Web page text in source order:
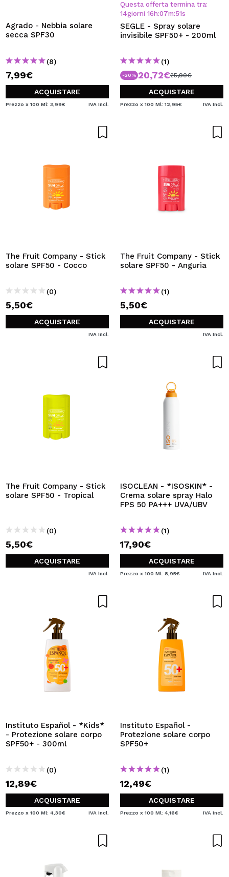
Agrado - Nebbia solare
secca SPF30
(8)
7,99€
ACQUISTARE
Prezzo x 100 Ml: 3,99€ IVA Incl.
Questa offerta termina tra:
14giorni 16 h:07m:50s
SEGLE - Spray solare
invisibile SPF50+ - 200ml
(1)
-20% 20,72€25,90€
ACQUISTARE
Prezzo x 100 Ml: 12,95€ IVA Incl.
The Fruit Company - Stick
solare SPF50 - Cocco
(0)
5,50€
ACQUISTARE
IVA Incl.
The Fruit Company - Stick
solare SPF50 - Anguria
(1)
5,50€
ACQUISTARE
IVA Incl.
The Fruit Company - Stick
solare SPF50 - Tropical
(0)
5,50€
ACQUISTARE
IVA Incl.
ISOCLEAN - *ISOSKIN* -
Crema solare spray Halo
FPS 50 PA+++ UVA/UBV
(1)
17,90€
ACQUISTARE
Prezzo x 100 Ml: 8,95€ IVA Incl.
Instituto Español - *Kids*
- Protezione solare corpo
SPF50+ - 300ml
(0)
12,89€
ACQUISTARE
Prezzo x 100 Ml: 4,30€ IVA Incl.
Instituto Español -
Protezione solare corpo
SPF50+
(1)
12,49€
ACQUISTARE
Prezzo x 100 Ml: 4,16€ IVA Incl.